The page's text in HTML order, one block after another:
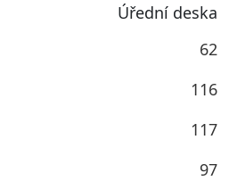
Úřední deska
62
116
117
97